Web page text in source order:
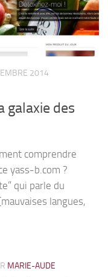
2014
galaxie des
comprendre
yass-b.com ?
qui parle du
langues,
MARIE-AUDE